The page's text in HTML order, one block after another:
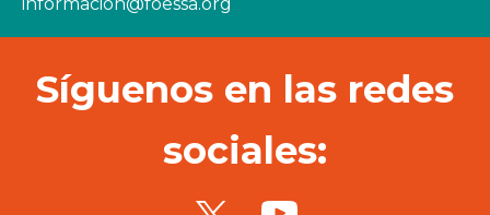
Síguenos en las redes
sociales: